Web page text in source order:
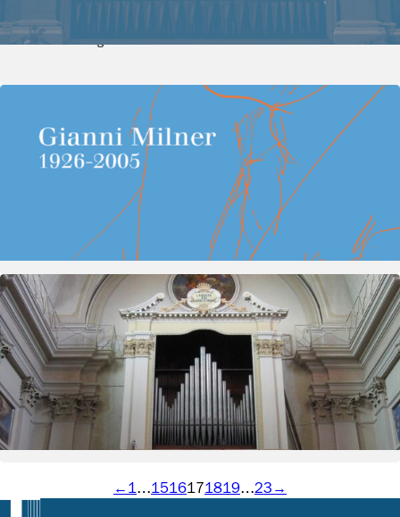
Vedi dettagli
Concerto in onore di Gianni Milner
19 maggio 2008- 19 maggio 2008
Concerti
Vedi dettagli
Concerto per Gianni Milner
20 maggio 2008- 20 maggio 2008
Concerti
Vedi dettagli
← 1…1516171819…23 →